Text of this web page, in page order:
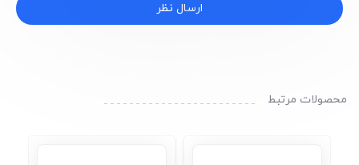
ارسال نظر
محصولات مرتبط